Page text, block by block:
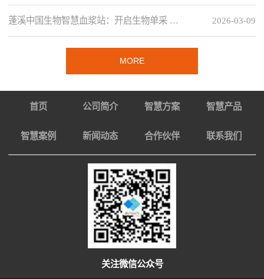
2026-03-09
蓬溪中国生物智慧血浆站：开启生物单采 …
MORE
首页 公司简介 智慧方案 智慧产品
智慧案例 新闻动态 合作伙伴 联系我们
关注微信公众号